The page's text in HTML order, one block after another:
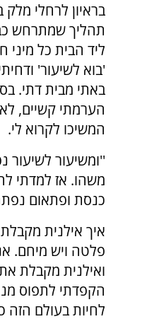
בראיון לרחלי
תהליך שמתרחש
ליד הבית כל מיני
'בוא לשיעור'
באתי מבית דתי.
הערמתי קשיים,
המשיכו לקרוא לי.
''ומשיעור לשיעור
משהו. אז למדתי
כנסת ופתאום
איך אילנית
פלטה ויש מיחם.
ואילנית מקבלת
הקפדתי לתפוס
לחיות בעולם הזה